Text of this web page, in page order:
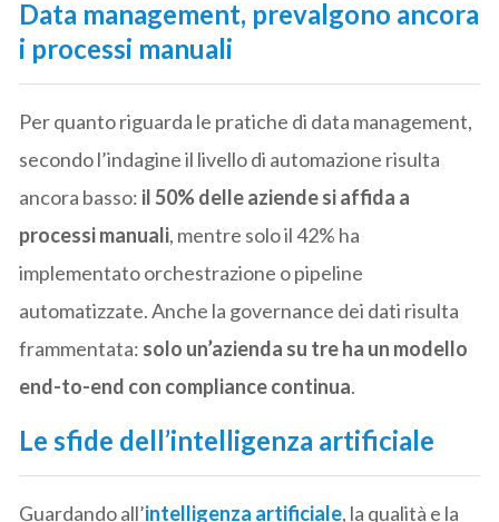
Data management, prevalgono ancora
i processi manuali
Per quanto riguarda le pratiche di data management,
secondo l’indagine il livello di automazione risulta
ancora basso: il 50% delle aziende si affida a
processi manuali, mentre solo il 42% ha
implementato orchestrazione o pipeline
automatizzate. Anche la governance dei dati risulta
frammentata: solo un’azienda su tre ha un modello
end-to-end con compliance continua.
Le sfide dell’intelligenza artificiale
Guardando all’intelligenza artificiale, la qualità e la